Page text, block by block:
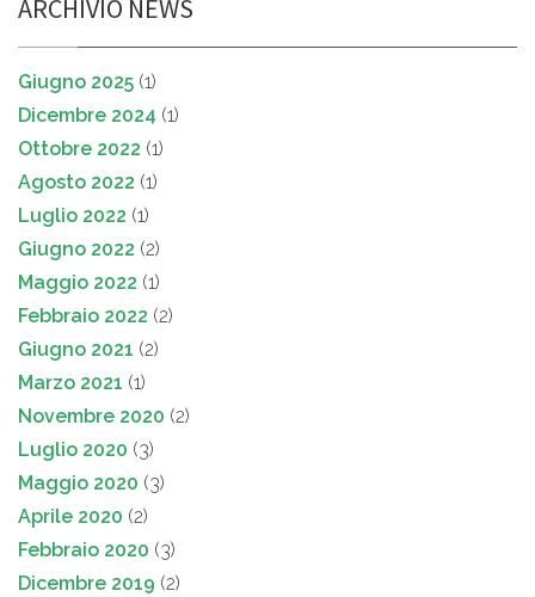
ARCHIVIO NEWS
Giugno 2025 (1)
Dicembre 2024 (1)
Ottobre 2022 (1)
Agosto 2022 (1)
Luglio 2022 (1)
Giugno 2022 (2)
Maggio 2022 (1)
Febbraio 2022 (2)
Giugno 2021 (2)
Marzo 2021 (1)
Novembre 2020 (2)
Luglio 2020 (3)
Maggio 2020 (3)
Aprile 2020 (2)
Febbraio 2020 (3)
Dicembre 2019 (2)